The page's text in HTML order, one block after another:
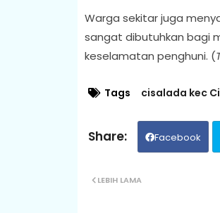
Warga sekitar juga
sangat dibutuhkan bagi
keselamatan penghuni. (
Tags cisalada kec
Facebook
LEBIH LAMA